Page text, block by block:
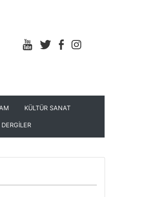
KÜLTÜR SANAT